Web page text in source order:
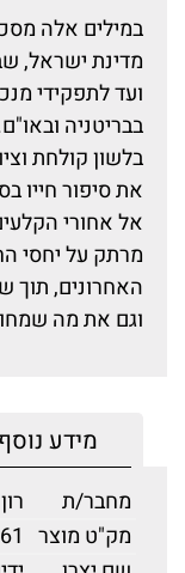
במילים אלה
מדינת ישראל,
ועד לתפקידי
בבריטניה
בלשון קולחת
את סיפור חייו
אל אחורי
מרתק על יחסי
האחרונים, תוך
וגם את מה
מידע נוסף
מחבר/ת
מק"ט מוצר